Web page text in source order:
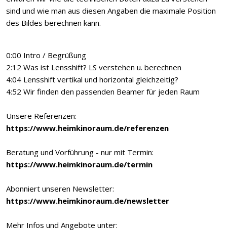
sind und wie man aus diesen Angaben die maximale Position
des Bildes berechnen kann.
0:00 Intro / Begrüßung
2:12 Was ist Lensshift? LS verstehen u. berechnen
4:04 Lensshift vertikal und horizontal gleichzeitig?
4:52 Wir finden den passenden Beamer für jeden Raum
Unsere Referenzen:
https://www.heimkinoraum.de/referenzen
Beratung und Vorführung - nur mit Termin:
https://www.heimkinoraum.de/termin
Abonniert unseren Newsletter:
https://www.heimkinoraum.de/newsletter
Mehr Infos und Angebote unter: